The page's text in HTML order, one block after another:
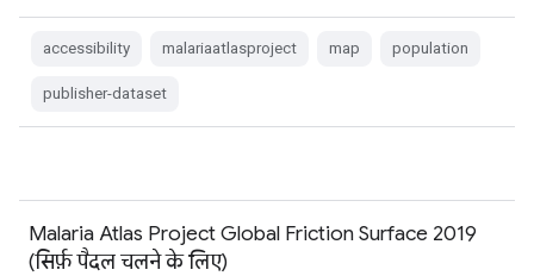
accessibility malariaatlasproject map population
publisher-dataset
Malaria Atlas Project Global Friction Surface 2019
(सिर्फ़ पैदल चलने के लिए)